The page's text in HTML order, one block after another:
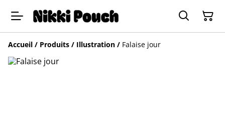
Accueil / Produits / Illustration / Falaise jour